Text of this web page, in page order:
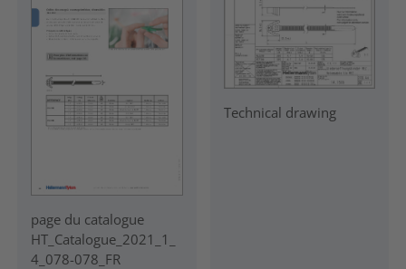
page du catalogue
HT_Catalogue_2021_1_
4_078-078_FR
Technical drawing